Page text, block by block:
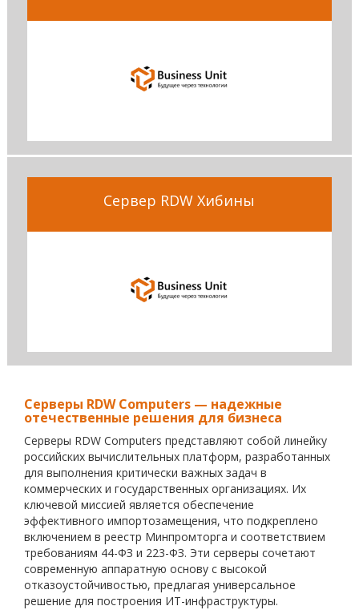
Сервер RDW Хибины
Серверы RDW Computers — надежные
отечественные решения для бизнеса
Серверы RDW Computers представляют собой линейку
российских вычислительных платформ, разработанных
для выполнения критически важных задач в
коммерческих и государственных организациях. Их
ключевой миссией является обеспечение
эффективного импортозамещения, что подкреплено
включением в реестр Минпромторга и соответствием
требованиям 44-ФЗ и 223-ФЗ. Эти серверы сочетают
современную аппаратную основу с высокой
отказоустойчивостью, предлагая универсальное
решение для построения ИТ-инфраструктуры.